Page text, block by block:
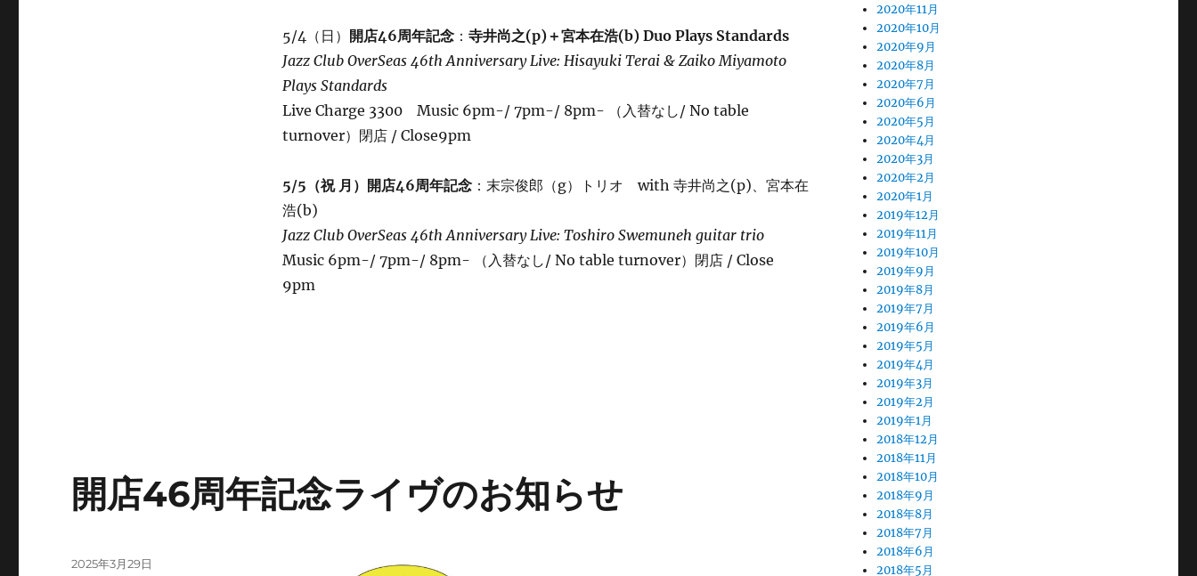
5/4（日） 開店46周年記念： 寺井尚之(p)＋宮本在浩(b) Duo Plays Standards
Jazz Club OverSeas 46th Anniversary Live: Hisayuki Terai & Zaiko Miyamoto
Plays Standards
Live Charge 3300 Music 6pm-/ 7pm-/ 8pm- （入替なし/ No table
turnover）閉店 / Close9pm
5/5（祝 月）開店46周年記念：末宗俊郎（g）トリオ with 寺井尚之(p)、宮本在
浩(b)
Jazz Club OverSeas 46th Anniversary Live: Toshiro Swemuneh guitar trio
Music 6pm-/ 7pm-/ 8pm- （入替なし/ No table turnover）閉店 / Close
9pm
開店46周年記念ライヴのお知らせ
投
2025年3月29日
2020年11月
2020年10月
2020年9月
2020年8月
2020年7月
2020年6月
2020年5月
2020年4月
2020年3月
2020年2月
2020年1月
2019年12月
2019年11月
2019年10月
2019年9月
2019年8月
2019年7月
2019年6月
2019年5月
2019年4月
2019年3月
2019年2月
2019年1月
2018年12月
2018年11月
2018年10月
2018年9月
2018年8月
2018年7月
2018年6月
2018年5月